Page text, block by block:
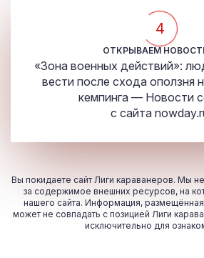
4
ОТКРЫВАЕМ
«Зона военных действий»:
вести после схода оползня
кемпинга — Новости
с сайта
Вы покидаете сайт Лиги караванеров. Мы
за содержимое внешних ресурсов, на
нашего сайта. Информация, размещённая
может не совпадать с позицией Лиги
исключительно для